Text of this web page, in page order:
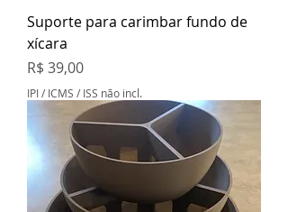
Suporte para carimbar fundo de
xícara
Preço
R$ 39,00
IPI / ICMS / ISS não incl.